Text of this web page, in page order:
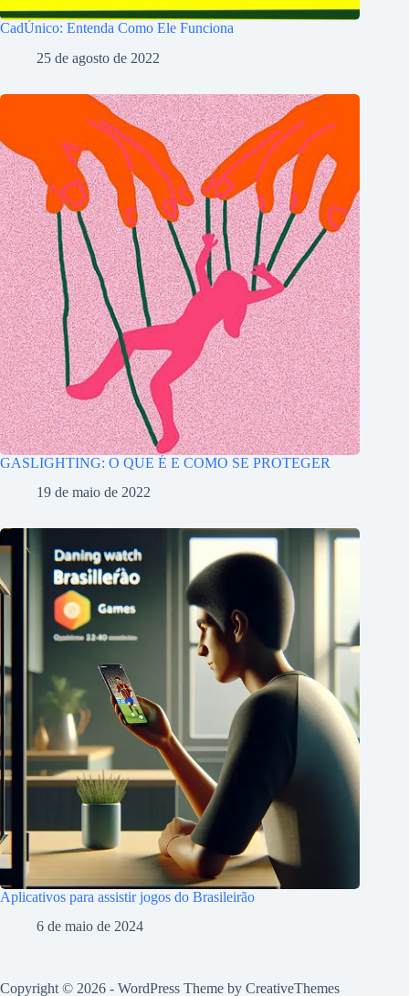
CadÚnico: Entenda Como Ele Funciona
25 de agosto de 2022
GASLIGHTING: O QUE É E COMO SE PROTEGER
19 de maio de 2022
Aplicativos para assistir jogos do Brasileirão
6 de maio de 2024
Copyright © 2026 - WordPress Theme by CreativeThemes